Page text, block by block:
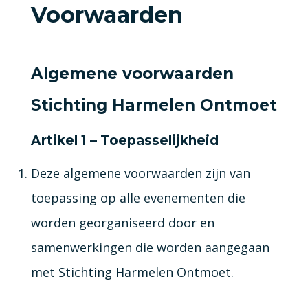
Voorwaarden
Algemene voorwaarden
Stichting Harmelen Ontmoet
Artikel 1 – Toepasselijkheid
Deze algemene voorwaarden zijn van
toepassing op alle evenementen die
worden georganiseerd door en
samenwerkingen die worden aangegaan
met Stichting Harmelen Ontmoet.